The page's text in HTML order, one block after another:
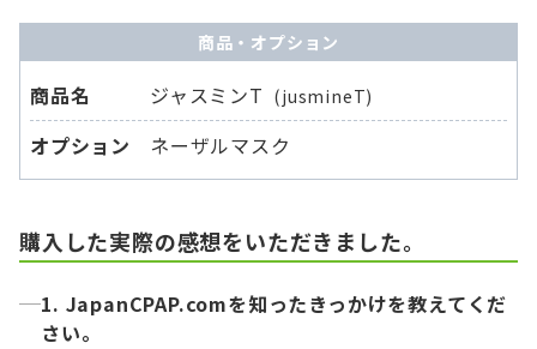
商品・オプション
商品名 ジャスミンT (jusmineT)
オプション ネーザルマスク
購入した実際の感想をいただきました。
1. JapanCPAP.comを知ったきっかけを教えてくだ
さい。